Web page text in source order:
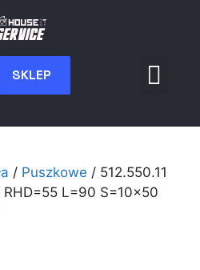
SKLEP
/ Puszkowe / 512.550.11
RHD=55 L=90 S=10×50